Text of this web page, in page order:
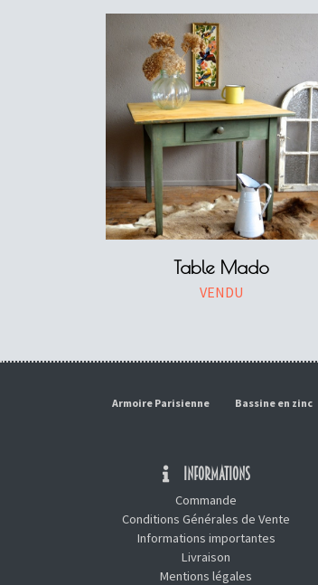
Table Mado
VENDU
Armoire Parisienne Bassine en zinc
INFORMATIONS
Commande
Conditions Générales de Vente
Informations importantes
Livraison
Mentions légales